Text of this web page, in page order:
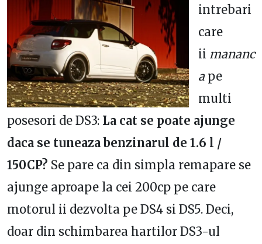
intrebari
care
ii mananc
ape
multi
posesori de DS3: La cat se poate ajunge
daca se tuneaza benzinarul de 1.6 l /
150CP? Se pare ca din simpla remapare se
ajunge aproape la cei 200cp pe care
motorul ii dezvolta pe DS4 si DS5. Deci,
doar din schimbarea hartilor DS3-ul